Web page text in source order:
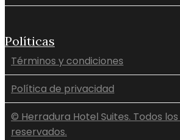
Políticas
Términos y condiciones
Política de privacidad
© Herradura Hotel Suites. Todos
reservados.